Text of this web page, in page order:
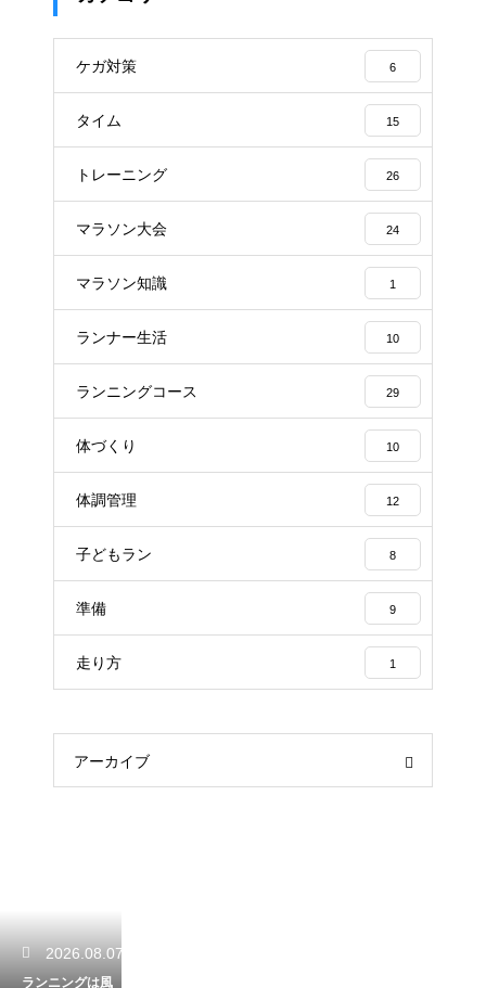
ケガ対策 6
タイム 15
トレーニング 26
マラソン大会 24
マラソン知識 1
ランナー生活 10
ランニングコース 29
体づくり 10
体調管理 12
子どもラン 8
準備 9
走り方 1
アーカイブ
2026.08.07
ランニングは風